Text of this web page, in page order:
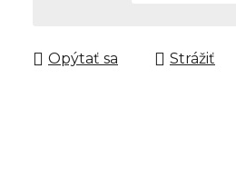
Opýtať sa Strážiť